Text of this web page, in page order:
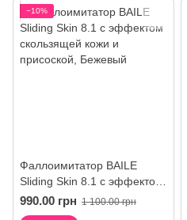
−10%
Фаллоимитатор BAILE
Sliding Skin 8.1 с эффектом
скользящей кожи и
присоской
990.00 грн 1 100.00 грн